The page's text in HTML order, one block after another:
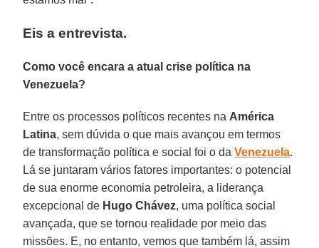
Eis a entrevista.
Como você encara a atual crise política na
Venezuela?
Entre os processos políticos recentes na América
Latina, sem dúvida o que mais avançou em termos
de transformação política e social foi o daVenezuela.
Lá se juntaram vários fatores importantes: o potencial
de sua enorme economia petroleira, a liderança
excepcional de Hugo Chávez, uma política social
avançada, que se tornou realidade por meio das
missões. E, no entanto, vemos que também lá, assim